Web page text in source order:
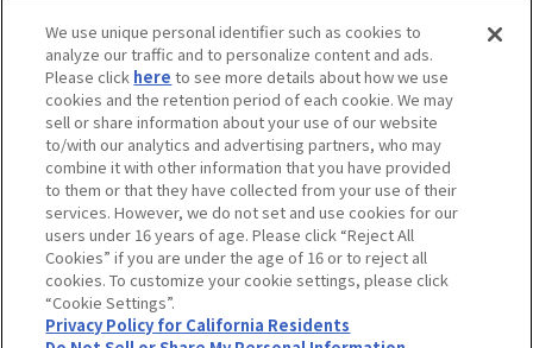
採用情報
サステナビリティ
お問い合わせ
ウェブサイトご利用条件 ソーシャルメディアポリシー
個人情報及び特定個人情報等の取り扱いに関する保護方針
Do Not Sell or Share My Personal Information著作権・商標について
カスタマーハラスメントに対する基本的な対応方針
We use unique personal identifier such as cookies to
analyze our traffic and to personalize content and ads.
Please click here to see more details about how we use
cookies and the retention period of each cookie. We may
sell or share information about your use of our website
to/with our analytics and advertising partners, who may
combine it with other information that you have provided
to them or that they have collected from your use of their
services. However, we do not set and use cookies for our
users under 16 years of age. Please click “Reject All
Cookies” if you are under the age of 16 or to reject all
cookies. To customize your cookie settings, please click
“Cookie Settings”.
Privacy Policy for California Residents